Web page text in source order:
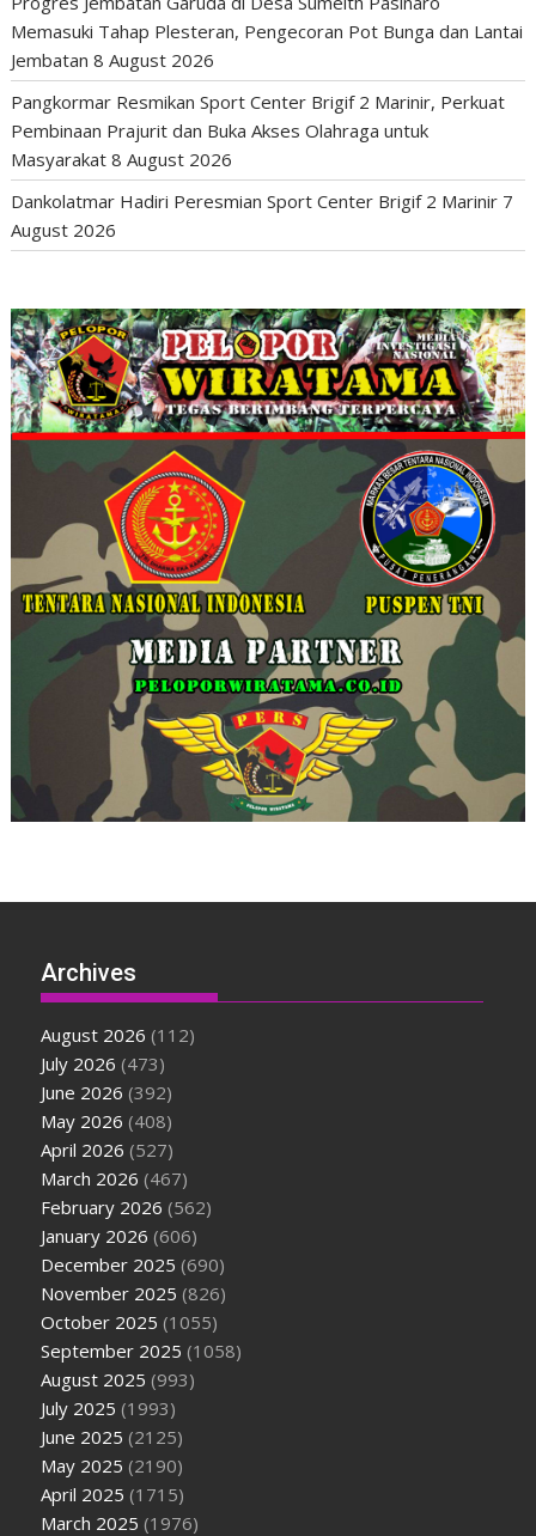
Memasuki Tahap Plesteran, Pengecoran Pot Bunga dan Lantai
Jembatan 8 August 2026
Pangkormar Resmikan Sport Center Brigif 2 Marinir, Perkuat
Pembinaan Prajurit dan Buka Akses Olahraga untuk
Masyarakat 8 August 2026
Dankolatmar Hadiri Peresmian Sport Center Brigif 2 Marinir 7
August 2026
Archives
August 2026 (112)
July 2026 (473)
June 2026 (392)
May 2026 (408)
April 2026 (527)
March 2026 (467)
February 2026 (562)
January 2026 (606)
December 2025 (690)
November 2025 (826)
October 2025 (1055)
September 2025 (1058)
August 2025 (993)
July 2025 (1993)
June 2025 (2125)
May 2025 (2190)
April 2025 (1715)
March 2025 (1976)